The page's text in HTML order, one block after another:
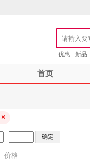
优惠 新品
首页
×
-
价格